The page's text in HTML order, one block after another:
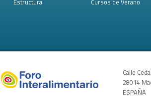
Calle
28014
ESPAÑA